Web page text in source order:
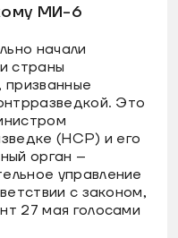
МИ-6
начали
страны
призванные
Это
(НСР) и его
орган –
управление
с законом,
27 мая голосами